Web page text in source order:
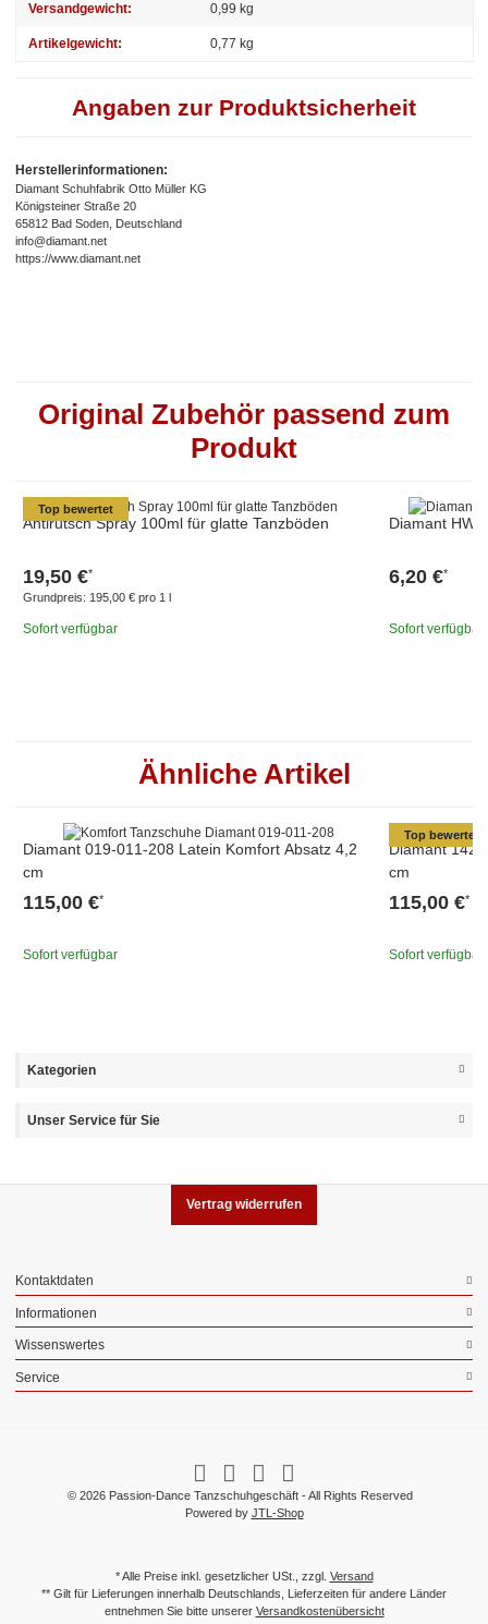
Versandgewicht: 0,99 kg
Artikelgewicht: 0,77 kg
Angaben zur Produktsicherheit
Herstellerinformationen:
Diamant Schuhfabrik Otto Müller KG
Königsteiner Straße 20
65812 Bad Soden, Deutschland
info@diamant.net
https://www.diamant.net
Original Zubehör passend zum
Produkt
Top bewertet
Antirutsch Spray 100ml für glatte Tanzböden
19,50 €*
Grundpreis: 195,00 € pro 1 l
Sofort verfügbar
Diamant
6,20 €*
Sofort verfügbar
Ähnliche Artikel
Diamant 019-011-208 Latein Komfort Absatz 4,2
cm
115,00 €*
Sofort verfügbar
Top bewertet
Diamant 142-
cm
115,00 €*
Sofort verfügbar
Kategorien
Unser Service für Sie
Vertrag widerrufen
Kontaktdaten
Informationen
Wissenswertes
Service
© 2026 Passion-Dance Tanzschuhgeschäft - All Rights Reserved
Powered by JTL-Shop
* Alle Preise inkl. gesetzlicher USt., zzgl. Versand
** Gilt für Lieferungen innerhalb Deutschlands, Lieferzeiten für andere Länder
entnehmen Sie bitte unserer Versandkostenübersicht